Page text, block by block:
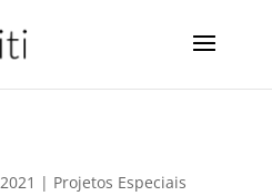
| Projetos Especiais